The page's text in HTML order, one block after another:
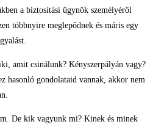
a biztosítási ügynök személyéről
többnyire meglepődnek és máris egy
amit csinálunk? Kényszerpályán vagy?
hasonló gondolataid vannak, akkor nem
De kik vagyunk mi? Kinek és minek